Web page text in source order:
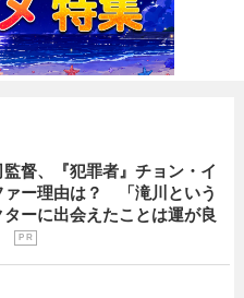
督、『犯罪者』チョン・イ
ァー理由は？ 「滝川という
ターに出会えたことは運が良
P R